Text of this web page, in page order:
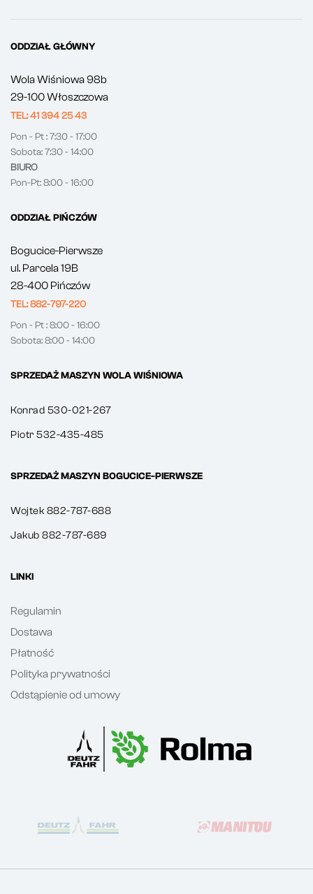
ODDZIAŁ GŁÓWNY
Wola Wiśniowa 98b
29-100 Włoszczowa
TEL: 41 394 25 43
Pon - Pt : 7:30 - 17:00
Sobota: 7:30 - 14:00
BIURO
Pon-Pt: 8:00 - 16:00
ODDZIAŁ PIŃCZÓW
Bogucice-Pierwsze
ul. Parcela 19B
28-400 Pińczów
TEL: 882-797-220
Pon - Pt : 8:00 - 16:00
Sobota: 8:00 - 14:00
SPRZEDAŻ MASZYN WOLA WIŚNIOWA
Konrad 530-021-267
Piotr 532-435-485
SPRZEDAŻ MASZYN BOGUCICE-PIERWSZE
Wojtek 882-787-688
Jakub 882-787-689
LINKI
Regulamin
Dostawa
Płatność
Polityka prywatności
Odstąpienie od umowy